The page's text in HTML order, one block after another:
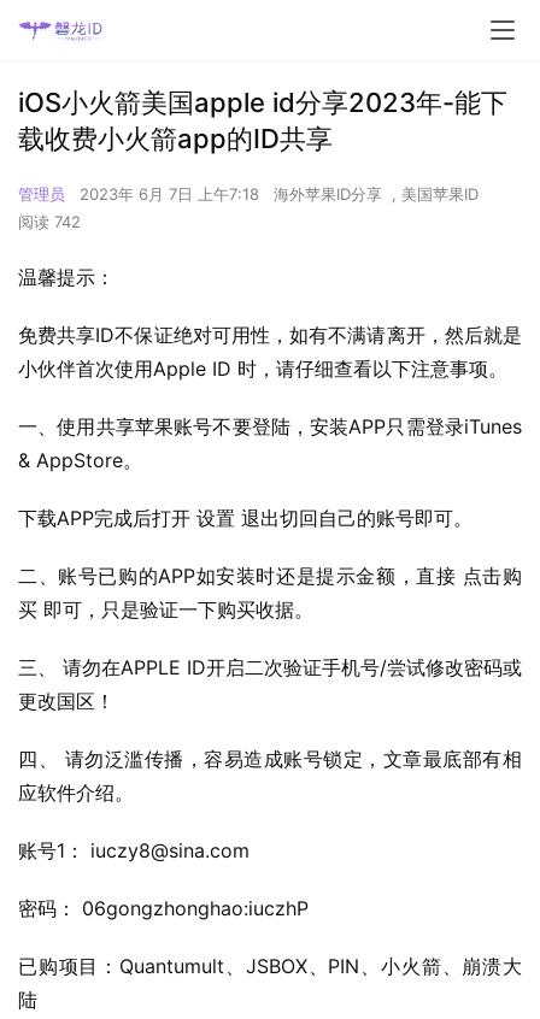
iOS小火箭美国apple id分享2023年-能下
载收费小火箭app的ID共享
管理员 2023年 6月 7日 上午7:18 海外苹果ID分享
美国苹果ID
阅读 742
温馨提示：
免费共享ID不保证绝对可用性，如有不满请离开，然后就是
小伙伴首次使用Apple ID 时，请仔细查看以下注意事项。
一、使用共享苹果账号不要登陆，安装APP只需登录iTunes
& AppStore。
下载APP完成后打开 设置 退出切回自己的账号即可。
二、账号已购的APP如安装时还是提示金额，直接 点击购
买 即可，只是验证一下购买收据。
三、 请勿在APPLE ID开启二次验证手机号/尝试修改密码或
更改国区！
四、 请勿泛滥传播，容易造成账号锁定，文章最底部有相
应软件介绍。
账号1： iuczy8@sina.com
密码： 06gongzhonghao:iuczhP
已购项目：Quantumult、JSBOX、PIN、小火箭、崩溃大
陆